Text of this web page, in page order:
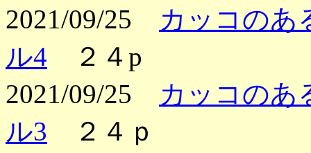
2021/09/25
カッコの
ル4 ２４p
2021/09/25
カッコの
ル3 ２４ｐ